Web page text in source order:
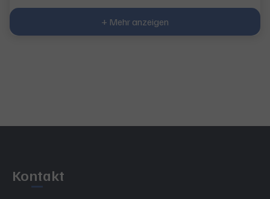
+ Mehr anzeigen
Kontakt